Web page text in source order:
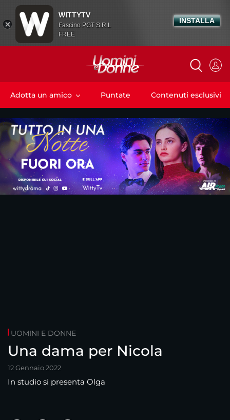
Adotta un amico Puntate Contenuti esclusivi
UOMINI E DONNE
Una dama per Nicola
12 Gennaio 2022
In studio si presenta Olga
WITTYTV
Fascino PGT S.R.L
FREE
INSTALLA